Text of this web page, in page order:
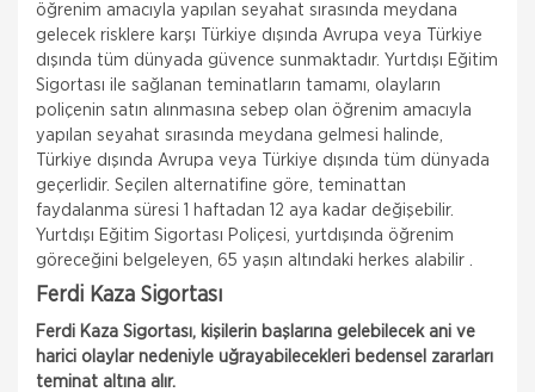
öğrenim amacıyla yapılan seyahat sırasında meydana
gelecek risklere karşı Türkiye dışında Avrupa veya Türkiye
dışında tüm dünyada güvence sunmaktadır. Yurtdışı Eğitim
Sigortası ile sağlanan teminatların tamamı, olayların
poliçenin satın alınmasına sebep olan öğrenim amacıyla
yapılan seyahat sırasında meydana gelmesi halinde,
Türkiye dışında Avrupa veya Türkiye dışında tüm dünyada
geçerlidir. Seçilen alternatifine göre, teminattan
faydalanma süresi 1 haftadan 12 aya kadar değişebilir.
Yurtdışı Eğitim Sigortası Poliçesi, yurtdışında öğrenim
göreceğini belgeleyen, 65 yaşın altındaki herkes alabilir .
Ferdi Kaza Sigortası
Ferdi Kaza Sigortası, kişilerin başlarına gelebilecek ani ve
harici olaylar nedeniyle uğrayabilecekleri bedensel zararları
teminat altına alır.